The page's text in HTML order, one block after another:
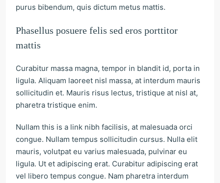
purus bibendum, quis dictum metus mattis.
Phasellus posuere felis sed eros porttitor
mattis
Curabitur massa magna, tempor in blandit id, porta in
ligula. Aliquam laoreet nisl massa, at interdum mauris
sollicitudin et. Mauris risus lectus, tristique at nisl at,
pharetra tristique enim.
Nullam this is a link nibh facilisis, at malesuada orci
congue. Nullam tempus sollicitudin cursus. Nulla elit
mauris, volutpat eu varius malesuada, pulvinar eu
ligula. Ut et adipiscing erat. Curabitur adipiscing erat
vel libero tempus congue. Nam pharetra interdum